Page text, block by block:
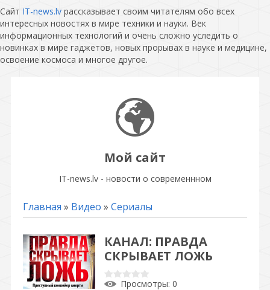
Сайт IT-news.lv рассказывает своим читателям обо всех
интересных новостях в мире техники и науки. Век
информационных технологий и очень сложно уследить о
новинках в мире гаджетов, новых прорывах в науке и медицине,
освоение космоса и многое другое.
Мой сайт
IT-news.lv - новости о современнном
Главная » Видео » Сериалы
КАНАЛ: ПРАВДА
СКРЫВАЕТ ЛОЖЬ
Просмотры: 0